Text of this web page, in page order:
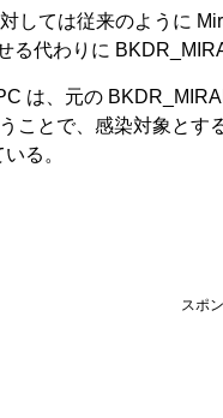
しては従来のように
る代わりに
は、元の
ことで、感染対象とす
る。
スポ